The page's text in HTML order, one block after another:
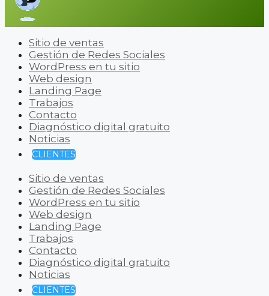
Sitio de ventas
Gestión de Redes Sociales
WordPress en tu sitio
Web design
Landing Page
Trabajos
Contacto
Diagnóstico digital gratuito
Noticias
CLIENTES
Sitio de ventas
Gestión de Redes Sociales
WordPress en tu sitio
Web design
Landing Page
Trabajos
Contacto
Diagnóstico digital gratuito
Noticias
CLIENTES